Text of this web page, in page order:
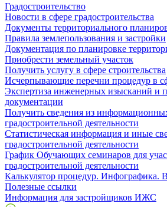
Градостроительство
Новости в сфере градостроительства
Документы территориального
Правила землепользования и застройки
Документация по планировке
Приобрести земельный участок
Получить услугу в сфере строительства
Исчерпывающие перечни процедур в
Экспертиза инженерных изысканий и
документации
Получить сведения из
градостроительной деятельности
Статистическая информация и иные
градостроительной деятельности
График Обучающих семинаров для
градостроительной деятельности
Калькулятор процедур. Инфографика.
Полезные ссылки
Информация для застройщиков ИЖС